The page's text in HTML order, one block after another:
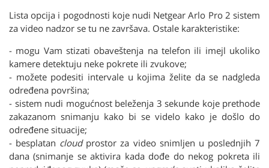
Lista opcija i pogodnosti koje nudi Netgear Arlo Pro 2 sistem
za video nadzor se tu ne završava. Ostale karakteristike:
- mogu Vam stizati obaveštenja na telefon ili imejl ukoliko
kamere detektuju neke pokrete ili zvukove;
- možete podesiti intervale u kojima želite da se nadgleda
određena površina;
- sistem nudi mogućnost beleženja 3 sekunde koje prethode
zakazanom snimanju kako bi se videlo kako je došlo do
određene situacije;
- besplatan cloudprostor za video snimljen u poslednjih 7
dana (snimanje se aktivira kada dođe do nekog pokreta ili